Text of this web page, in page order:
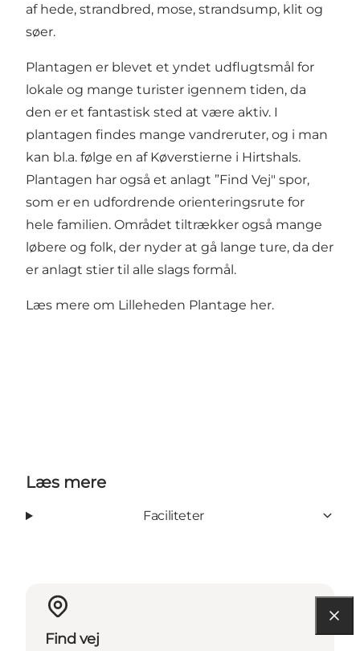
af hede, strandbred, mose, strandsump, klit og
søer.
Plantagen er blevet et yndet udflugtsmål for
lokale og mange turister igennem tiden, da
den er et fantastisk sted at være aktiv. I
plantagen findes mange vandreruter, og i man
kan bl.a. følge en af Køverstierne i Hirtshals.
Plantagen har også et anlagt ”Find Vej" spor,
som er en udfordrende orienteringsrute for
hele familien. Området tiltrækker også mange
løbere og folk, der nyder at gå lange ture, da der
er anlagt stier til alle slags formål.
Læs mere om Lilleheden Plantage her.
Læs mere
Faciliteter
Find vej